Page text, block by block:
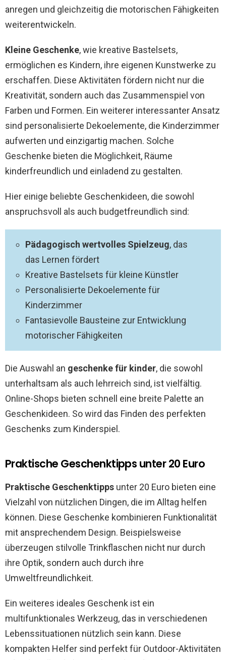
anregen und gleichzeitig die motorischen Fähigkeiten
weiterentwickeln.
Kleine Geschenke, wie kreative Bastelsets,
ermöglichen es Kindern, ihre eigenen Kunstwerke zu
erschaffen. Diese Aktivitäten fördern nicht nur die
Kreativität, sondern auch das Zusammenspiel von
Farben und Formen. Ein weiterer interessanter Ansatz
sind personalisierte Dekoelemente, die Kinderzimmer
aufwerten und einzigartig machen. Solche
Geschenke bieten die Möglichkeit, Räume
kinderfreundlich und einladend zu gestalten.
Hier einige beliebte Geschenkideen, die sowohl
anspruchsvoll als auch budgetfreundlich sind:
Pädagogisch wertvolles Spielzeug, das
das Lernen fördert
Kreative Bastelsets für kleine Künstler
Personalisierte Dekoelemente für
Kinderzimmer
Fantasievolle Bausteine zur Entwicklung
motorischer Fähigkeiten
Die Auswahl an geschenke für kinder, die sowohl
unterhaltsam als auch lehrreich sind, ist vielfältig.
Online-Shops bieten schnell eine breite Palette an
Geschenkideen. So wird das Finden des perfekten
Geschenks zum Kinderspiel.
Praktische Geschenktipps unter 20 Euro
Praktische Geschenktipps unter 20 Euro bieten eine
Vielzahl von nützlichen Dingen, die im Alltag helfen
können. Diese Geschenke kombinieren Funktionalität
mit ansprechendem Design. Beispielsweise
überzeugen stilvolle Trinkflaschen nicht nur durch
ihre Optik, sondern auch durch ihre
Umweltfreundlichkeit.
Ein weiteres ideales Geschenk ist ein
multifunktionales Werkzeug, das in verschiedenen
Lebenssituationen nützlich sein kann. Diese
kompakten Helfer sind perfekt für Outdoor-Aktivitäten